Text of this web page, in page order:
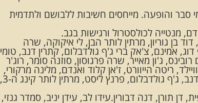
סבר והופעה. מייחסים חשיבות ללבושם ולתדמית
מנטייה לכולסטרול ורגישות בגב.
דוד בן גוריון, מרתין לותר הבן, לי איקוקה, שרה
דוג, אמינם, צ'אק ברי ג'ף גולדבלום, קתרין דנב, טומי
ג'ון מאייר, שרה פרגוסון, סוזנה סומר, רוג'ר
ריטה הייוורט, ז'אן קלוד ואנדם, מלינה מרקורי,
לי הארווי אוסוולד, תום פטי, בלה לוגוסי,קתרין דנב, ג'ף גולדבלום, פרנץ ליסט, מרתין לותר קינג ה-3,
דן תורן, דנה דבורין.עידו לב, עידן יניב, סמדר גנזי,